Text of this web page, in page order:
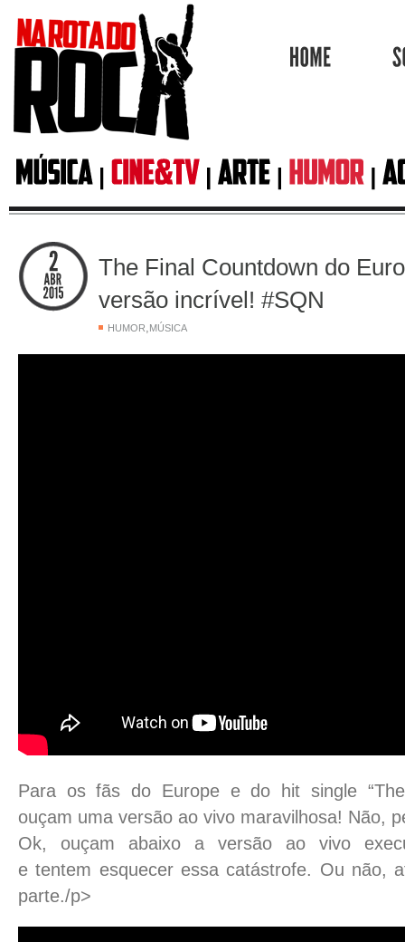
The Final Countdown do
versão incrível! #SQN
HUMOR,MÚSICA
Para os fãs do Europe e do hit single “The
ouçam uma versão ao vivo maravilhosa! Não,
Ok, ouçam abaixo a versão ao vivo
e tentem esquecer essa catástrofe. Ou não,
parte./p>